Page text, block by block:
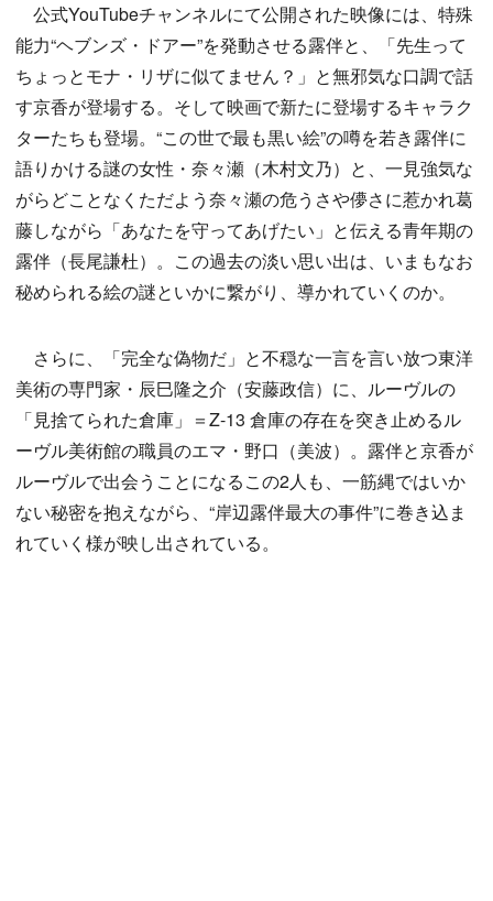
公式YouTubeチャンネルにて公開された映像には、特殊
能力“ヘブンズ・ドアー”を発動させる露伴と、「先生って
ちょっとモナ・リザに似てません？」と無邪気な口調で話
す京香が登場する。そして映画で新たに登場するキャラク
ターたちも登場。“この世で最も黒い絵”の噂を若き露伴に
語りかける謎の女性・奈々瀬（木村文乃）と、一見強気な
がらどことなくただよう奈々瀬の危うさや儚さに惹かれ葛
藤しながら「あなたを守ってあげたい」と伝える青年期の
露伴（長尾謙杜）。この過去の淡い思い出は、いまもなお
秘められる絵の謎といかに繋がり、導かれていくのか。
さらに、「完全な偽物だ」と不穏な一言を言い放つ東洋
美術の専門家・辰巳隆之介（安藤政信）に、ルーヴルの
「見捨てられた倉庫」＝Z-13 倉庫の存在を突き止めるル
ーヴル美術館の職員のエマ・野口（美波）。露伴と京香が
ルーヴルで出会うことになるこの2人も、一筋縄ではいか
ない秘密を抱えながら、“岸辺露伴最大の事件”に巻き込ま
れていく様が映し出されている。